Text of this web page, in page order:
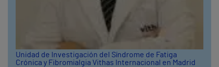
Unidad de Investigación del Síndrome de Fatiga
Crónica y Fibromialgia Vithas Internacional en Madrid